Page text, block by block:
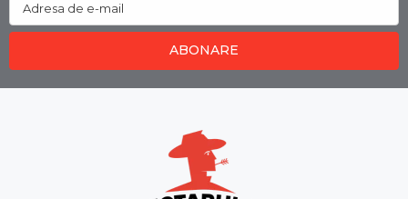
Adresa de e-mail
ABONARE